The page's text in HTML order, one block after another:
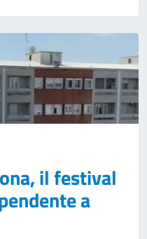
il festival
a